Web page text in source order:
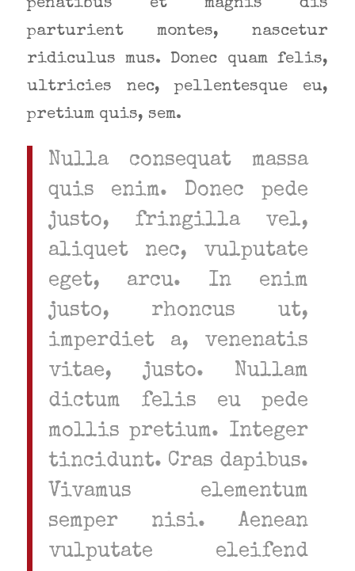
penatibus et magnis dis
parturient montes, nascetur
ridiculus mus. Donec quam felis,
ultricies nec, pellentesque eu,
pretium quis, sem.
Nulla consequat massa
quis enim. Donec pede
justo, fringilla vel,
aliquet nec, vulputate
eget, arcu. In enim
justo, rhoncus ut,
imperdiet a, venenatis
vitae, justo. Nullam
dictum felis eu pede
mollis pretium. Integer
tincidunt. Cras dapibus.
Vivamus elementum
semper nisi. Aenean
vulputate eleifend